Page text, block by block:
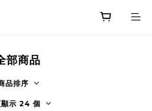
部商品
品排序
顯示 24 個